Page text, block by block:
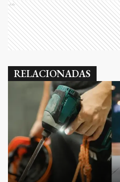
Ads
RELACIONADAS